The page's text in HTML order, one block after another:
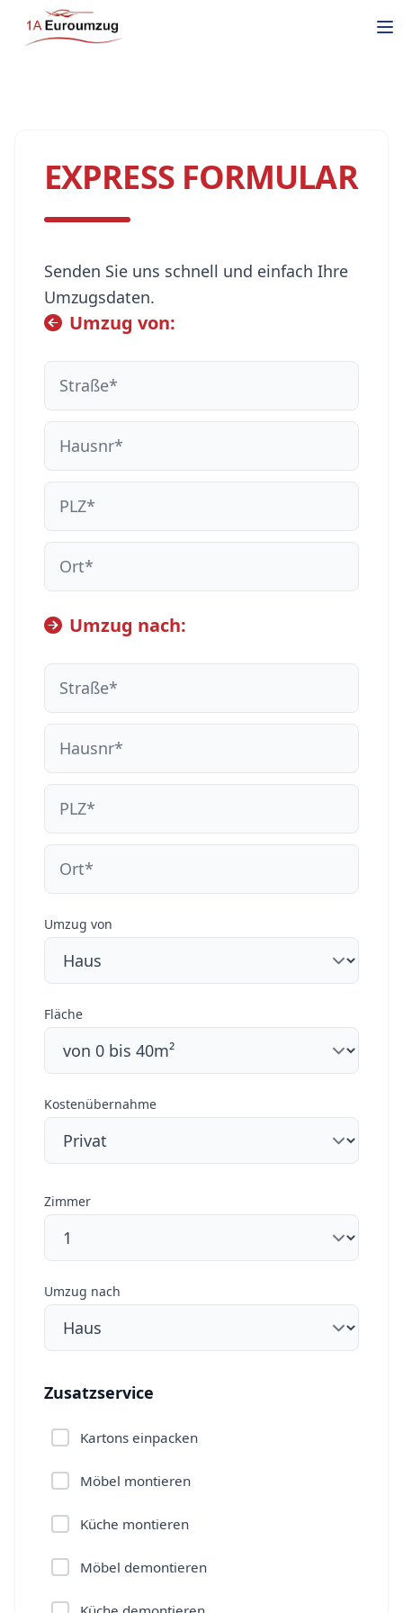
EXPRESS FORMULAR
Senden Sie uns schnell und einfach Ihre
Umzugsdaten.
Umzug von:
Umzug nach:
Umzug von
Fläche
Kostenübernahme
Zimmer
Umzug nach
Zusatzservice
Kartons einpacken
Möbel montieren
Küche montieren
Möbel demontieren